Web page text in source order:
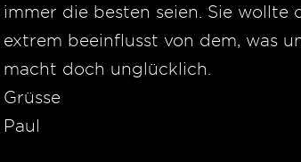
immer die besten seien. Sie
extrem beeinflusst von dem, was
macht doch unglücklich.
Grüsse
Paul